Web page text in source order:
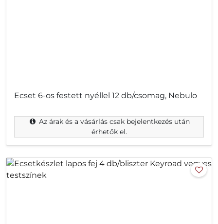
Ecset 6-os festett nyéllel 12 db/csomag, Nebulo
Az árak és a vásárlás csak bejelentkezés után
érhetők el.